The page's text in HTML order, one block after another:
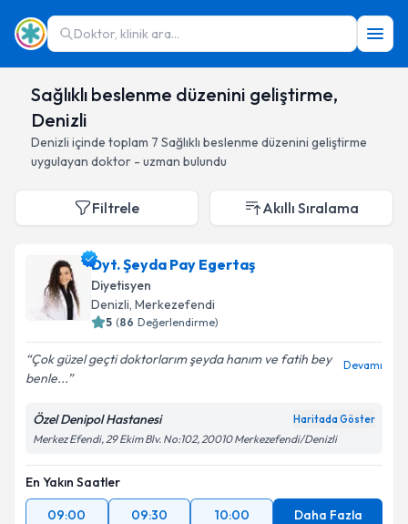
Doktor, klinik ara...
Sağlıklı beslenme düzenini geliştirme,
Denizli
Denizli içinde toplam 7 Sağlıklı beslenme düzenini geliştirme
uygulayan doktor - uzman bulundu
Filtrele Akıllı Sıralama
Dyt. Şeyda Pay Egertaş
Diyetisyen
Denizli, Merkezefendi
5 (86 Değerlendirme)
Çok güzel geçti doktorlarım şeyda hanım ve fatih bey
benle...
Devamı
Özel Denipol Hastanesi Haritada Göster
Merkez Efendi, 29 Ekim Blv. No:102, 20010 Merkezefendi/Denizli
En Yakın Saatler
09:00
09:30 10:00 Daha Fazla